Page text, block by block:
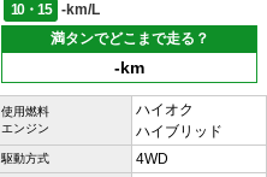
10・15
-km/L
満タンでどこまで走る？
-km
使用燃料
エンジン
ハイオク
ハイブリッド
駆動方式 4WD